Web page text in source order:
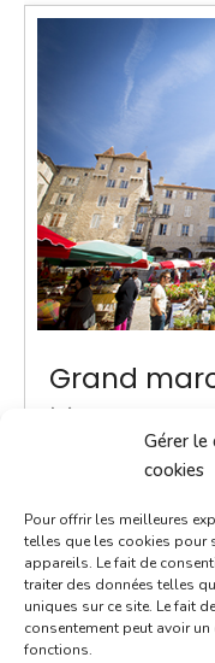
Gérer le
cookies
Pour offrir les meilleures
telles que les cookies pour
appareils. Le fait de
traiter des données telles
uniques sur ce site. Le fait
consentement peut avoir
fonctions.
Grand
8h00 - 13h00
Marchés
ACTUALITÉ - Une
marché Chaque